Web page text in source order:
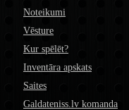
Noteikumi
Vēsture
Kur spēlēt?
Inventāra apskats
Saites
Galdateniss.lv komanda